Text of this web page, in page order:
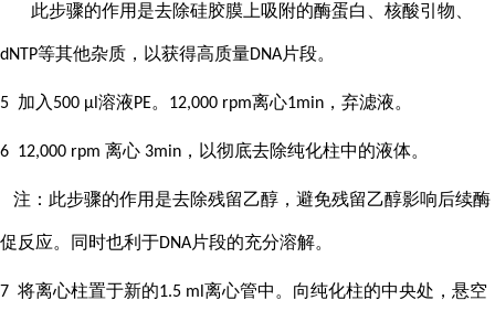
此步骤的作用是去除硅胶膜上吸附的酶蛋白、核酸引物、
dNTP等其他杂质，以获得高质量DNA片段。
5 加入 500 μl 溶液PE。 12,000 rpm离心1min ，弃滤液。
6 12,000 rpm 离心 3min ，以彻底去除纯化柱中的液体。
注：此步骤的作用是去除残留乙醇，避免残留乙醇影响后续酶
促反应。同时也利于DNA片段的充分溶解。
7 将离心柱置于新的1.5 ml 离心管中。向纯化柱的中央处，悬空